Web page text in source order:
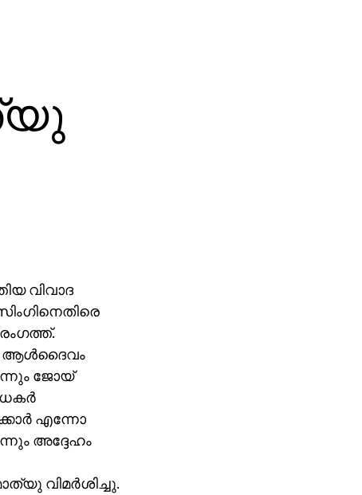
വിവാദ
ആള്‍ദൈവം
ജോയ്
എന്നോ
അദ്ദേഹം
വിമര്‍ശിച്ചു.